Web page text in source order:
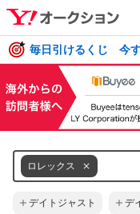
毎日引けるくじ 今
ロレックス
デイトジャスト デ